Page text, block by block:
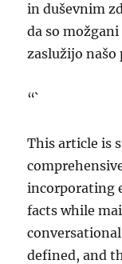
in duševnim
da so
zaslužijo
“`
This article is
incorporating
facts while
defined, and